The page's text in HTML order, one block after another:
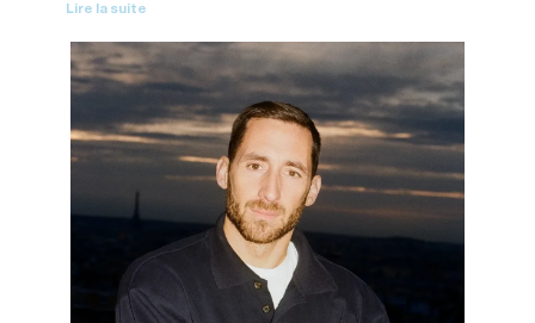
Lire la suite